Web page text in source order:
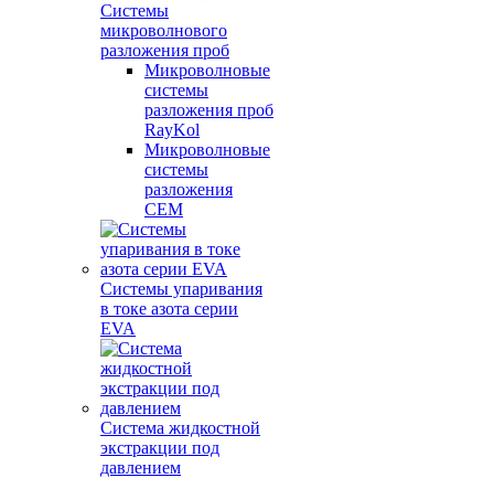
Системы
микроволнового
разложения проб
Микроволновые
системы
разложения проб
RayKol
Микроволновые
системы
разложения
CEM
Системы упаривания
в токе азота серии
EVA
Система жидкостной
экстракции под
давлением